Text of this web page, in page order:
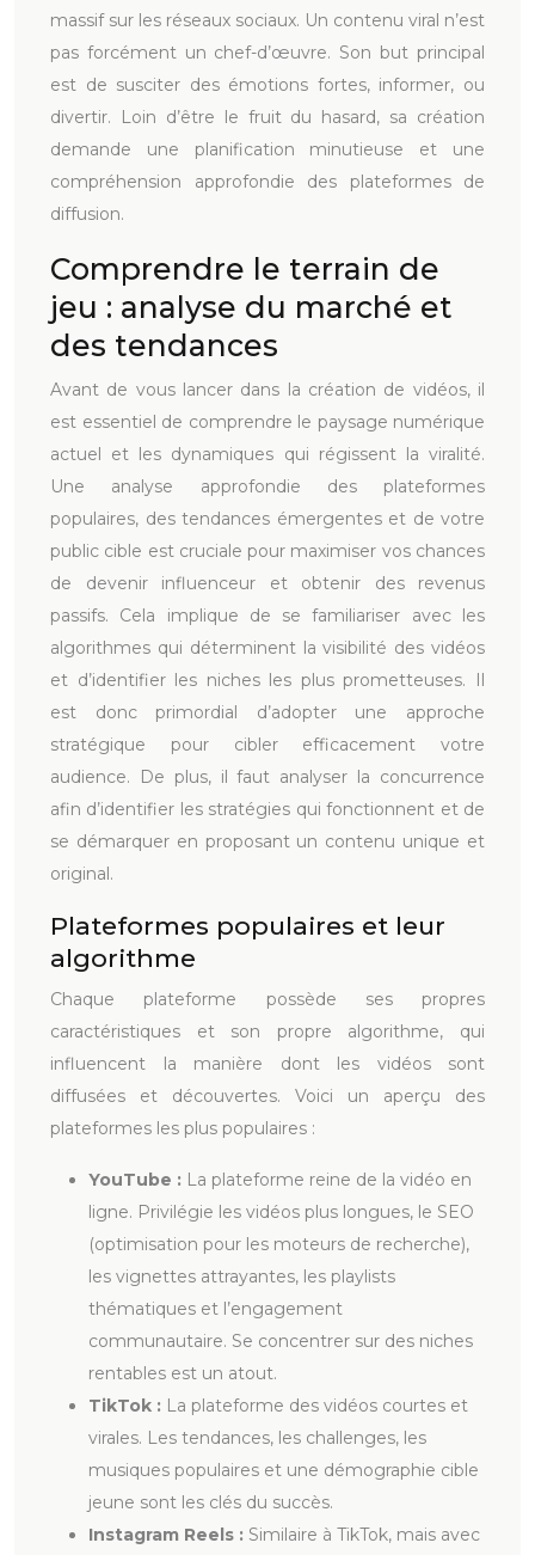
massif sur les réseaux sociaux. Un contenu viral n’est
pas forcément un chef-d’œuvre. Son but principal
est de susciter des émotions fortes, informer, ou
divertir. Loin d’être le fruit du hasard, sa création
demande une planification minutieuse et une
compréhension approfondie des plateformes de
diffusion.
Comprendre le terrain de
jeu : analyse du marché et
des tendances
Avant de vous lancer dans la création de vidéos, il
est essentiel de comprendre le paysage numérique
actuel et les dynamiques qui régissent la viralité.
Une analyse approfondie des plateformes
populaires, des tendances émergentes et de votre
public cible est cruciale pour maximiser vos chances
de devenir influenceur et obtenir des revenus
passifs. Cela implique de se familiariser avec les
algorithmes qui déterminent la visibilité des vidéos
et d’identifier les niches les plus prometteuses. Il
est donc primordial d’adopter une approche
stratégique pour cibler efficacement votre
audience. De plus, il faut analyser la concurrence
afin d’identifier les stratégies qui fonctionnent et de
se démarquer en proposant un contenu unique et
original.
Plateformes populaires et leur
algorithme
Chaque plateforme possède ses propres
caractéristiques et son propre algorithme, qui
influencent la manière dont les vidéos sont
diffusées et découvertes. Voici un aperçu des
plateformes les plus populaires :
YouTube : La plateforme reine de la vidéo en
ligne. Privilégie les vidéos plus longues, le SEO
(optimisation pour les moteurs de recherche),
les vignettes attrayantes, les playlists
thématiques et l’engagement
communautaire. Se concentrer sur des niches
rentables est un atout.
TikTok : La plateforme des vidéos courtes et
virales. Les tendances, les challenges, les
musiques populaires et une démographie cible
jeune sont les clés du succès.
Instagram Reels : Similaire à TikTok, mais avec